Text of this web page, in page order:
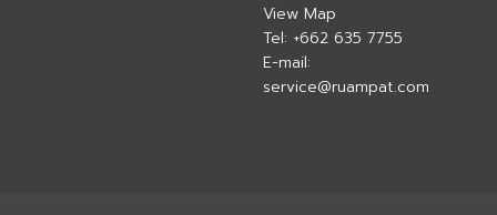
View Map
Tel: +662 635 7755
E-mail:
service@ruampat.com